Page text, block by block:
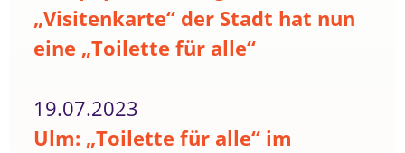
„Visitenkarte“ der Stadt hat nun
eine „Toilette für alle“
19.07.2023
Ulm: „Toilette für alle“ im